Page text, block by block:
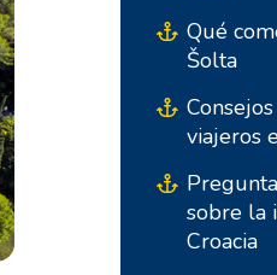
Qué
Šolta
viajeros
sobre la
Croacia
Marina Kremik, Primošten
Marina Frapa, Rogoznica
Club Náutico Seget -
Marina Baotic
Marina Trogir - ACI
Marina Trogir - SCT